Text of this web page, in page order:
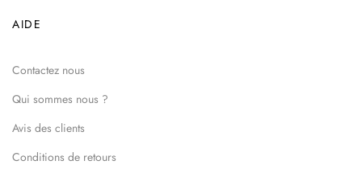
AIDE
Contactez nous
Qui sommes nous ?
Avis des clients
Conditions de retours